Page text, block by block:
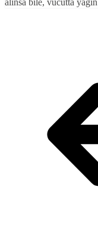
alınsa bile, vücutta